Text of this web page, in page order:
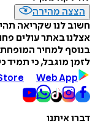
הצצה מהירה
חשוב לנו שקריאה
אצלנו באתר עולים
בנוסף למחיר
לזמן מוגבל, כי תמיד
Web App
דברו איתנו